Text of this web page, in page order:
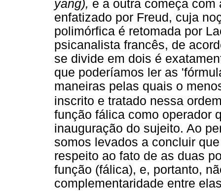
yang), e a outra começa
enfatizado por Freud, cuja
polimórfica é retomada por
psicanalista francês, de
se divide em dois é
que poderíamos ler as
maneiras pelas quais o
inscrito e tratado nessa
função fálica como operador
inauguração do sujeito. Ao
somos levados a concluir
respeito ao fato de as duas
função (fálica), e, portanto,
complementaridade entre